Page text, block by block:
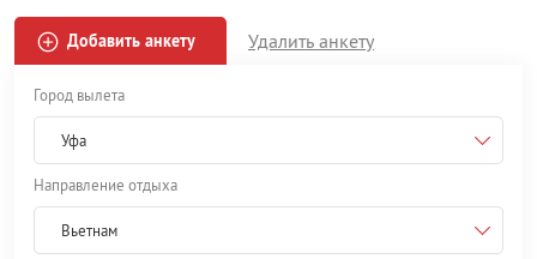
Добавить анкету Удалить анкету
Город вылета
Уфа
Направление отдыха
Вьетнам